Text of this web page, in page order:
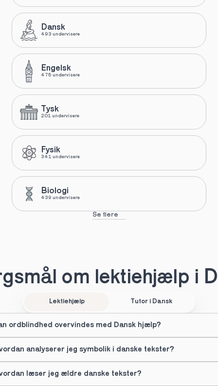
Dansk
493 undervisere
Engelsk
475 undervisere
Tysk
201 undervisere
Fysik
341 undervisere
Biologi
439 undervisere
Se flere
om lektiehjælp i
Lektiehjælp Tutor i Dansk
ordblindhed overvindes med Dansk hjælp?
analyserer jeg symbolik i danske tekster?
læser jeg ældre danske tekster?